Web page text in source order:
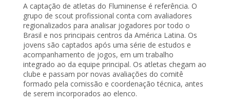
A captação de atletas do Fluminense é referência. O
grupo de scout profissional conta com avaliadores
regionalizados para analisar jogadores por todo o
Brasil e nos principais centros da América Latina. Os
jovens são captados após uma série de estudos e
acompanhamento de jogos, em um trabalho
integrado ao da equipe principal. Os atletas chegam ao
clube e passam por novas avaliações do comitê
formado pela comissão e coordenação técnica, antes
de serem incorporados ao elenco.